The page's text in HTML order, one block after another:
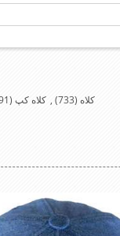
کلاه (733)
, کلاه کپ (191)